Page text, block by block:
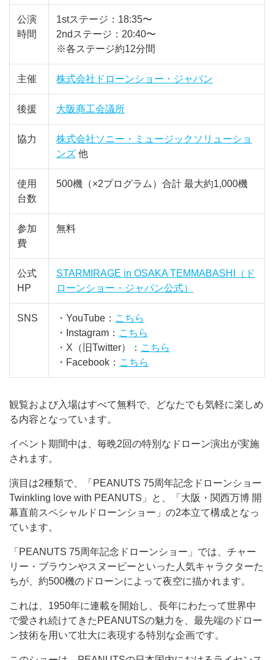
公演
時間
1stステージ：18:35〜
2ndステージ：20:40〜
※各ステージ約12分間
主催 株式会社ドローンショー・ジャパン
後援 大阪商工会議所
協力
株式会社ソニー・ミュージックソリューショ
ンズ 他
使用
台数
500機（×2プログラム）合計 最大約1,000機
参加
費
無料
公式
HP
STARMIRAGE in OSAKA TEMMABASHI（ド
ローンショー・ジャパン公式）
SNS ・YouTube： こちら
・Instagram： こちら
・X（旧Twitter）： こちら
・Facebook： こちら
観覧および入場はすべて無料で、どなたでも気軽に楽しめ
る内容となっています。
イベント期間中は、毎晩2回の特別なドローン演出が実施
されます。
演目は2種類で、「PEANUTS 75周年記念ドローンショー
Twinkling love with PEANUTS」と、「大阪・関西万博 開
幕直前スペシャルドローンショー」の2本立て構成となっ
ています。
「PEANUTS 75周年記念ドローンショー」では、チャー
リー・ブラウンやスヌーピーといった人気キャラクターた
ちが、約500機のドローンによって夜空に描かれます。
これは、1950年に連載を開始し、長年にわたって世界中
で愛され続けてきたPEANUTSの魅力を、最先端のドロー
ン技術を用いて壮大に表現する特別な企画です。